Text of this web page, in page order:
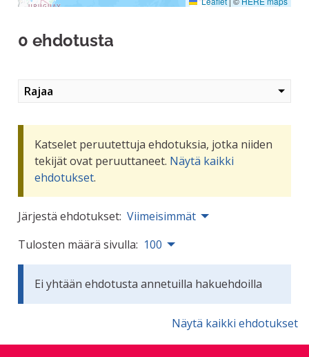
0 ehdotusta
Rajaa
Katselet peruutettuja ehdotuksia, jotka niiden
tekijät ovat peruuttaneet. Näytä kaikki
ehdotukset.
Järjestä ehdotukset: Viimeisimmät
Tulosten määrä sivulla: 100
Ei yhtään ehdotusta annetuilla hakuehdoilla
Näytä kaikki ehdotukset